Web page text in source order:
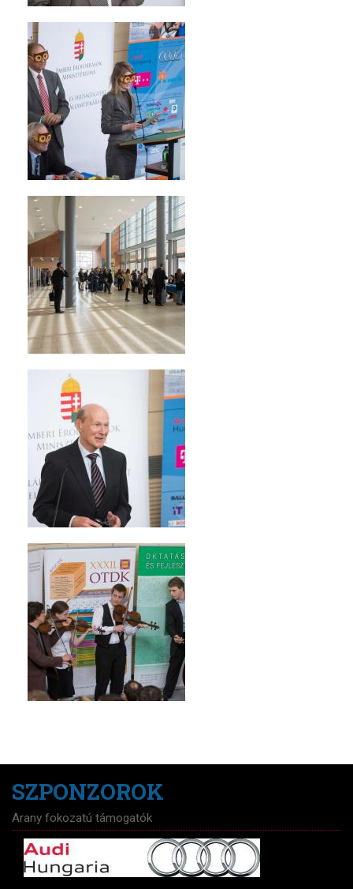
SZPONZOROK
Arany fokozatú támogatók